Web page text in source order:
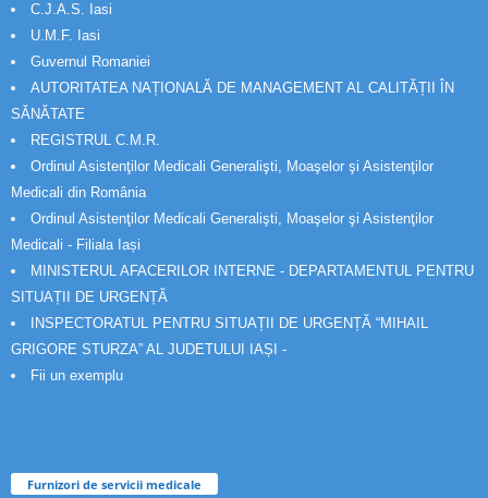
C.J.A.S. Iasi
U.M.F. Iasi
Guvernul Romaniei
AUTORITATEA NAȚIONALĂ DE MANAGEMENT AL CALITĂȚII ÎN
SĂNĂTATE
REGISTRUL C.M.R.
Ordinul Asistenţilor Medicali Generalişti, Moaşelor şi Asistenţilor
Medicali din România
Ordinul Asistenţilor Medicali Generalişti, Moaşelor şi Asistenţilor
Medicali - Filiala Iași
MINISTERUL AFACERILOR INTERNE - DEPARTAMENTUL PENTRU
SITUAȚII DE URGENȚĂ
INSPECTORATUL PENTRU SITUAȚII DE URGENȚĂ “MIHAIL
GRIGORE STURZA” AL JUDETULUI IAȘI -
Fii un exemplu
Furnizori de servicii medicale